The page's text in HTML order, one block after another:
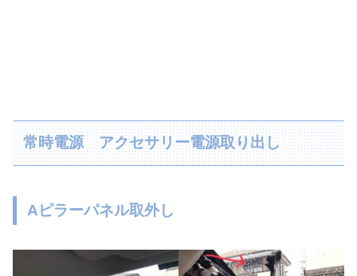
常時電源 アクセサリー電源取り出し
Aピラーパネル取外し